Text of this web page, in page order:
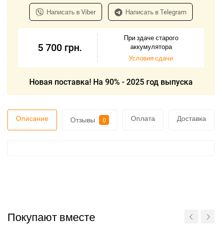
Написать в Viber Написать в Telegram
5 700 грн.
При здаче старого
аккумулятора
Условия сдачи
Новая поставка! На 90% - 2025 год выпуска
Описание Отзывы 0 Оплата Доставка
Покупают вместе